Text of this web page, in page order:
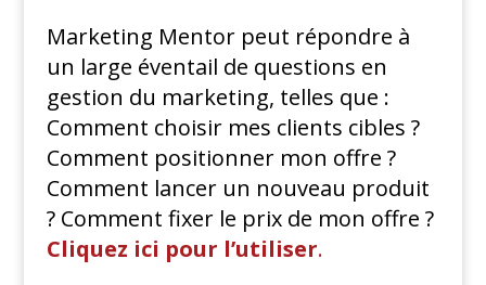
Marketing Mentor peut répondre à
un large éventail de questions en
gestion du marketing, telles que :
Comment choisir mes clients cibles ?
Comment positionner mon offre ?
Comment lancer un nouveau produit
? Comment fixer le prix de mon offre ?
Cliquez ici pour l’utiliser.